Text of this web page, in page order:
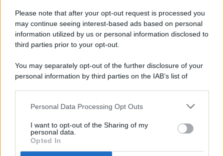
Please note that after your opt-out request is processed you
may continue seeing interest-based ads based on personal
information utilized by us or personal information disclosed to
third parties prior to your opt-out.
You may separately opt-out of the further disclosure of your
personal information by third parties on the IAB’s list of
This information may also be disclosed by us to third parties
disclose it to other third parties.
Personal Data Processing Opt Outs
I want to opt-out of the Sharing of my
personal data.
Opted In
ISCRIZIONE AL ROC N. 35792 – ISCRITTA ALL’ANSO
(ASSOCIAZIONE NAZIONALE STAMPA ONLINE)
PREFERENZE PRIVACY